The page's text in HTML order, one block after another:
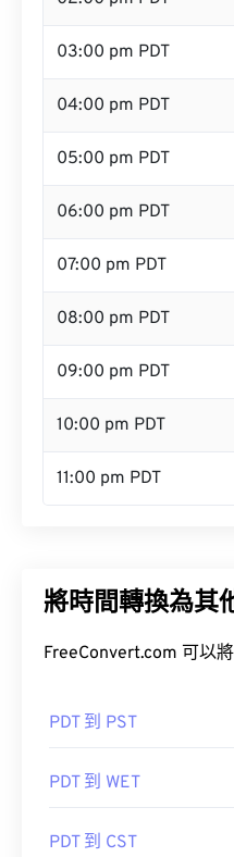
03:00 pm PDT
04:00 pm PDT
05:00 pm PDT
06:00 pm PDT
07:00 pm PDT
08:00 pm PDT
09:00 pm PDT
10:00 pm PDT
11:00 pm PDT
將時間轉換為其
FreeConvert.com 可以
PDT 到 PST
PDT 到 WET
PDT 到 CST